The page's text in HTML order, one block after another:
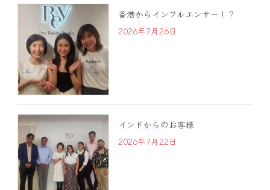
香港からインフルエンサー！？
2026年7月26日
インドからのお客様
2026年7月22日